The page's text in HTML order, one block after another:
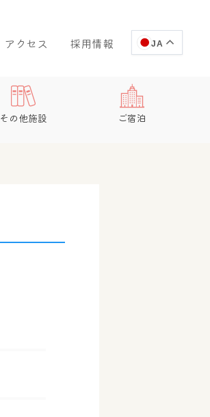
アクセス 採用情報 JA
その他施設 ご宿泊